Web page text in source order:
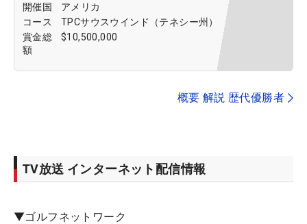
開催国
アメリカ
コース
TPCサウスウインド（テネシー州）
賞金総
額
$10,500,000
概要 解説 歴代優勝者
TV放送 インターネット配信情報
▼ゴルフネットワーク